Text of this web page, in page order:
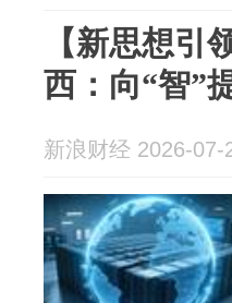
【新思想引
西：向“智”
新浪财经 2026-07-